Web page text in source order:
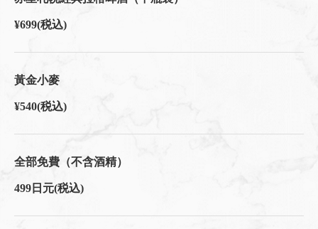
¥699(税込)
黃金小麥
¥540(税込)
全部免費（不含酒精）
499日元(税込)